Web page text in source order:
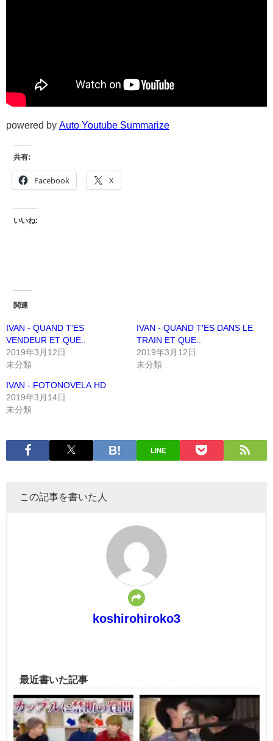
powered by Auto Youtube Summarize
共有:
Facebook X
いいね:
関連
IVAN - QUAND T'ES
VENDEUR ET QUE..
2019年3月12日
未分類
IVAN - QUAND T'ES DANS LE
TRAIN ET QUE..
2019年3月12日
未分類
IVAN - FOTONOVELA HD
2019年3月14日
未分類
LINE
この記事を書いた人
koshirohiroko3
最近書いた記事